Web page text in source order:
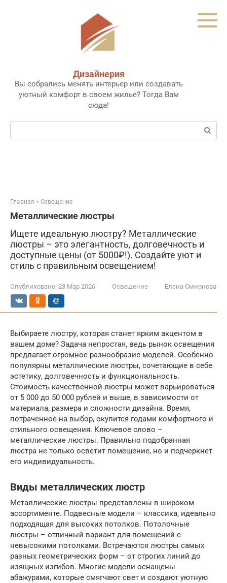
Дизайнерия
Вы собрались менять интерьер или создавать
уютный комфорт в своем жилье? Тогда Вам
сюда!
Поиск:
Главная » Освещение
Металлические люстры
Ищете идеальную люстру? Металлические
люстры – это элегантность, долговечность и
доступные цены (от 5000₽!). Создайте уют и
стиль с правильным освещением!
Опубликовано: 23 Мар 2026 Освещение Елена Смирнова
Выбираете люстру, которая станет ярким акцентом в
вашем доме? Задача непростая, ведь рынок освещения
предлагает огромное разнообразие моделей. Особенно
популярны металлические люстры, сочетающие в себе
эстетику, долговечность и функциональность.
Стоимость качественной люстры может варьироваться
от 5 000 до 50 000 рублей и выше, в зависимости от
материала, размера и сложности дизайна. Время,
потраченное на выбор, окупится годами комфортного и
стильного освещения. Ключевое слово –
металлические люстры. Правильно подобранная
люстра не только осветит помещение, но и подчеркнет
его индивидуальность.
Виды металлических люстр
Металлические люстры представлены в широком
ассортименте. Подвесные модели – классика, идеально
подходящая для высоких потолков. Потолочные
люстры – отличный вариант для помещений с
невысокими потолками. Встречаются люстры самых
разных геометрических форм – от строгих линий до
изящных изгибов. Многие модели оснащены
абажурами, которые смягчают свет и создают уютную